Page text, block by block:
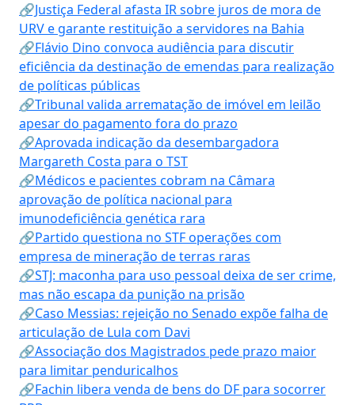
🔗Justiça Federal afasta IR sobre juros de mora de
URV e garante restituição a servidores na Bahia
🔗Flávio Dino convoca audiência para discutir
eficiência da destinação de emendas para realização
de políticas públicas
🔗Tribunal valida arrematação de imóvel em leilão
apesar do pagamento fora do prazo
🔗Aprovada indicação da desembargadora
Margareth Costa para o TST
🔗Médicos e pacientes cobram na Câmara
aprovação de política nacional para
imunodeficiência genética rara
🔗Partido questiona no STF operações com
empresa de mineração de terras raras
🔗STJ: maconha para uso pessoal deixa de ser crime,
mas não escapa da punição na prisão
🔗Caso Messias: rejeição no Senado expõe falha de
articulação de Lula com Davi
🔗Associação dos Magistrados pede prazo maior
para limitar penduricalhos
🔗Fachin libera venda de bens do DF para socorrer